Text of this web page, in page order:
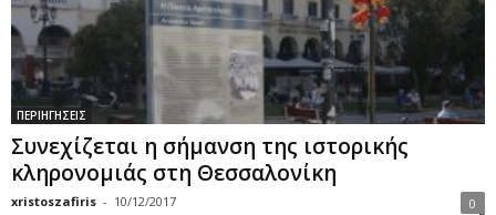
ΠΕΡΙΗΓΗΣΕΙΣ
Συνεχίζεται η σήμανση της ιστορικής
κληρονομιάς στη Θεσσαλονίκη
xristoszafiris - 10/12/2017 0